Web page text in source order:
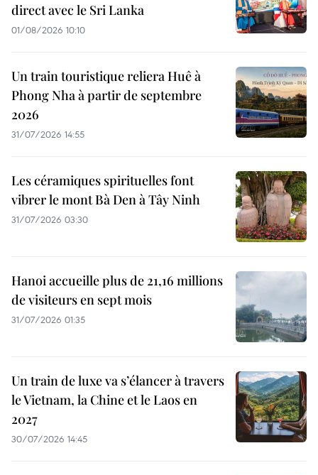
direct avec le Sri Lanka
01/08/2026 10:10
Un train touristique reliera Huê à
Phong Nha à partir de septembre
2026
31/07/2026 14:55
Les céramiques spirituelles font
vibrer le mont Bà Den à Tây Ninh
31/07/2026 03:30
Hanoi accueille plus de 21,16 millions
de visiteurs en sept mois ​
31/07/2026 01:35
Un train de luxe va s’élancer à travers
le Vietnam, la Chine et le Laos en
2027
30/07/2026 14:45